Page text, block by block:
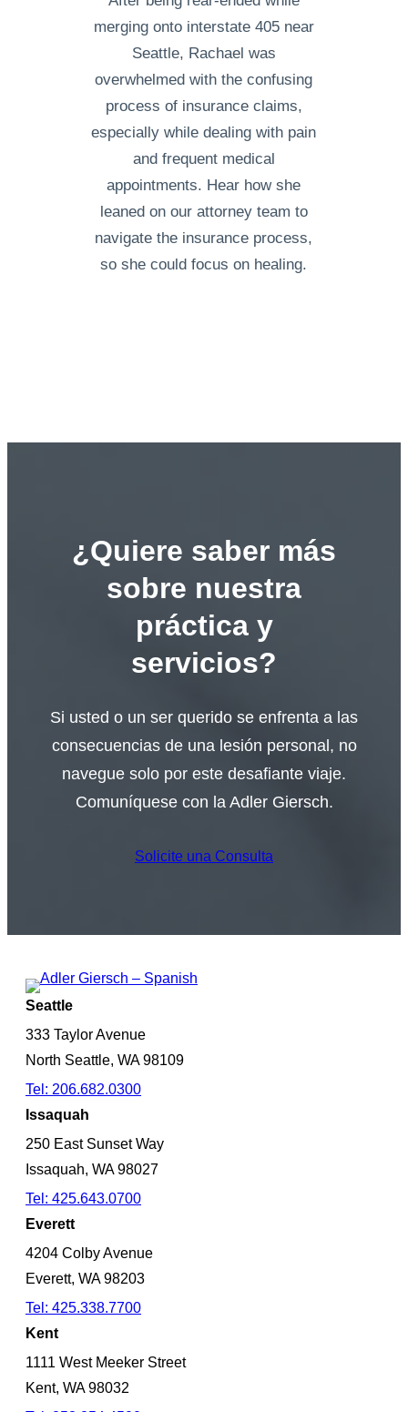
merging onto interstate 405 near
Seattle, Rachael was
overwhelmed with the confusing
process of insurance claims,
especially while dealing with pain
and frequent medical
appointments. Hear how she
leaned on our attorney team to
navigate the insurance process,
so she could focus on healing.
¿Quiere saber más
sobre nuestra
práctica y
servicios?
Si usted o un ser querido se enfrenta a las
consecuencias de una lesión personal, no
navegue solo por este desafiante viaje.
Comuníquese con la Adler Giersch.
Solicite una Consulta
Seattle
333 Taylor Avenue
North Seattle, WA 98109
Tel: 206.682.0300
Issaquah
250 East Sunset Way
Issaquah, WA 98027
Tel: 425.643.0700
Everett
4204 Colby Avenue
Everett, WA 98203
Tel: 425.338.7700
Kent
1111 West Meeker Street
Kent, WA 98032